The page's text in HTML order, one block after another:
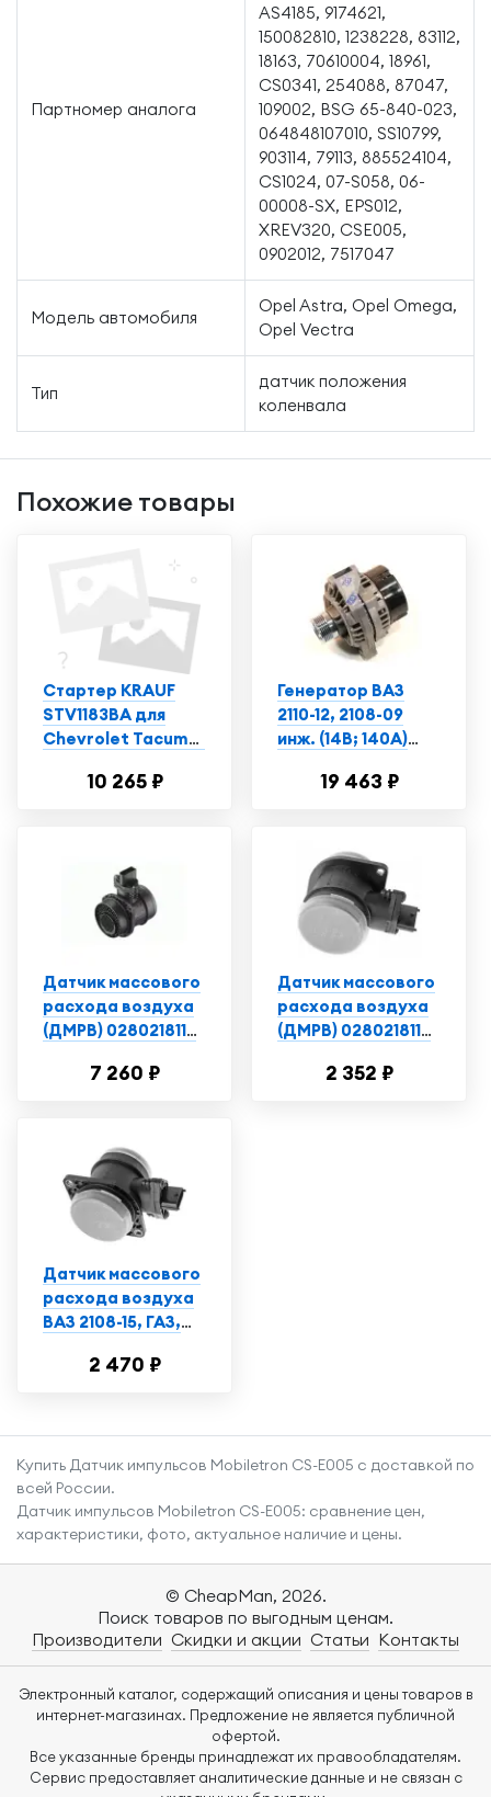
Партномер аналога
AS4185, 9174621,
150082810, 1238228, 83112,
18163, 70610004, 18961,
CS0341, 254088, 87047,
109002, BSG 65-840-023,
064848107010, SS10799,
903114, 79113, 885524104,
CS1024, 07-S058, 06-
00008-SX, EPS012,
XREV320, CSE005,
0902012, 7517047
Модель автомобиля
Opel Astra, Opel Omega,
Opel Vectra
Тип
датчик положения
коленвала
Похожие товары
Стартер KRAUF
STV1183BA для
Chevrolet Tacuma,
10 265 ₽
Генератор ВАЗ
2110-12, 2108-09
инж. (14В; 140А)
9402.3701С
19 463 ₽
Датчик массового
расхода воздуха
(ДМРВ) 0280218116
Kalina, Niva, Vega,
7 260 ₽
Датчик массового
расхода воздуха
(ДМРВ) 0280218116
Chevrolet Niva,
2 352 ₽
Датчик массового
расхода воздуха
ВАЗ 2108-15, ГАЗ,
арт.0280218037
2 470 ₽
Купить Датчик импульсов Mobiletron CS-E005 с доставкой по
всей России.
Датчик импульсов Mobiletron CS-E005: сравнение цен,
характеристики, фото, актуальное наличие и цены.
© CheapMan, 2026.
Поиск товаров по выгодным ценам.
Производители Скидки и акции Статьи Контакты
Электронный каталог, содержащий описания и цены товаров в
интернет-магазинах. Предложение не является публичной
офертой.
Все указанные бренды принадлежат их правообладателям.
Сервис предоставляет аналитические данные и не связан с